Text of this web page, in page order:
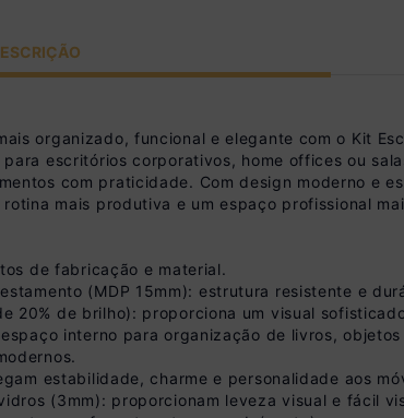
organizado, funcional e elegante com o Kit
escritórios corporativos, home offices ou
com praticidade. Com design moderno e
mais produtiva e um espaço profissional
de fabricação e material.
(MDP 15mm): estrutura resistente e
20% de brilho): proporciona um visual
interno para organização de livros,
estabilidade, charme e personalidade aos
(3mm): proporcionam leveza visual e fácil